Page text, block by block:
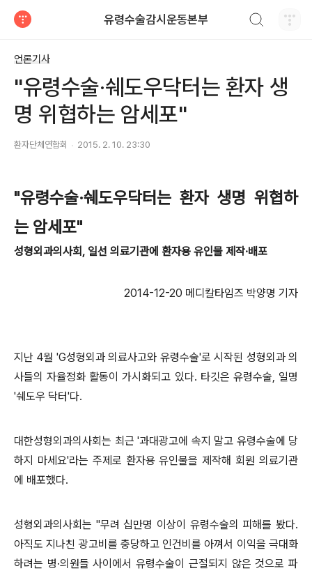
유령수술감시운동본부
언론기사
"유령수술·쉐도우닥터는 환자 생
명 위협하는 암세포"
환자단체연합회 2015. 2. 10. 23:30
"유령수술·쉐도우닥터는 환자 생명 위협하
는 암세포"
성형외과의사회, 일선 의료기관에 환자용 유인물 제작·배포
2014-12-20 메디칼타임즈 박양명 기자
지난 4월 'G성형외과 의료사고와 유령수술'로 시작된 성형외과 의
사들의 자율정화 활동이 가시화되고 있다. 타깃은 유령수술, 일명
'쉐도우 닥터'다.
대한성형외과의사회는 최근 '과대광고에 속지 말고 유령수술에 당
하지 마세요'라는 주제로 환자용 유인물을 제작해 회원 의료기관
에 배포했다.
성형외과의사회는 "무려 십만명 이상이 유령수술의 피해를 봤다.
아직도 지나친 광고비를 충당하고 인건비를 아껴서 이익을 극대화
하려는 병·의원들 사이에서 유령수술이 근절되지 않은 것으로 파